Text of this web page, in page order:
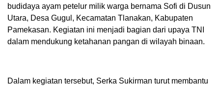
budidaya ayam petelur milik warga bernama Sofi di Dusun
Utara, Desa Gugul, Kecamatan Tlanakan, Kabupaten
Pamekasan. Kegiatan ini menjadi bagian dari upaya TNI
dalam mendukung ketahanan pangan di wilayah binaan.
Dalam kegiatan tersebut, Serka Sukirman turut membantu